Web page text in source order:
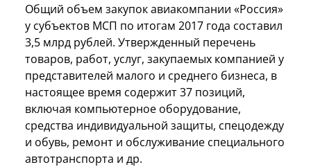
Общий объем закупок авиакомпании «Россия»
у субъектов МСП по итогам 2017 года составил
3,5 млрд рублей. Утвержденный перечень
товаров, работ, услуг, закупаемых компанией у
представителей малого и среднего бизнеса, в
настоящее время содержит 37 позиций,
включая компьютерное оборудование,
средства индивидуальной защиты, спецодежду
и обувь, ремонт и обслуживание специального
автотранспорта и др.